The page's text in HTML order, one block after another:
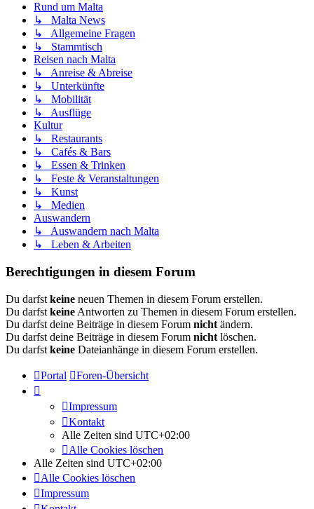
Rund um Malta
↳ Malta News
↳ Allgemeine Fragen
↳ Stammtisch
Reisen nach Malta
↳ Anreise & Abreise
↳ Unterkünfte
↳ Mobilität
↳ Ausflüge
Kultur
↳ Restaurants
↳ Cafés & Bars
↳ Essen & Trinken
↳ Feste & Veranstaltungen
↳ Kunst
↳ Medien
Auswandern
↳ Auswandern nach Malta
↳ Leben & Arbeiten
Berechtigungen in diesem Forum
Du darfst keine neuen Themen in diesem Forum erstellen.
Du darfst keine Antworten zu Themen in diesem Forum erstellen.
Du darfst deine Beiträge in diesem Forum nicht ändern.
Du darfst deine Beiträge in diesem Forum nicht löschen.
Du darfst keine Dateianhänge in diesem Forum erstellen.
Portal Foren-Übersicht
Impressum
Kontakt
Alle Zeiten sind UTC+02:00
Alle Cookies löschen
Alle Zeiten sind UTC+02:00
Alle Cookies löschen
Impressum